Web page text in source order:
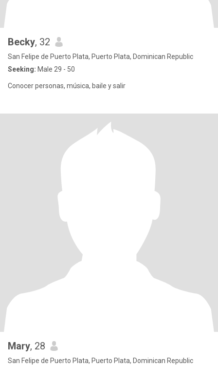
Becky, 32
San Felipe de Puerto Plata, Puerto Plata, Dominican Republic
Seeking: Male 29 - 50
Conocer personas, música, baile y salir
Mary, 28
San Felipe de Puerto Plata, Puerto Plata, Dominican Republic